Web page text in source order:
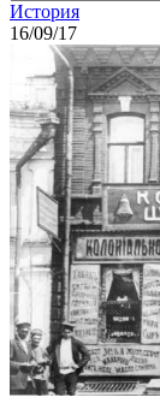
История
16/09/17